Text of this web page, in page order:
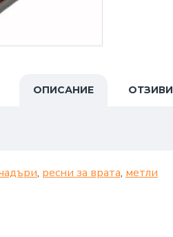
ОПИСАНИЕ ОТЗИВИ
, ресни за врата, метли